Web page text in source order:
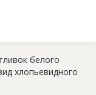
белого
хлопьевидного